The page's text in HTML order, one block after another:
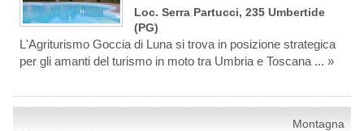
Loc. Serra Partucci, 235 Umbertide
(PG)
L'Agriturismo Goccia di Luna si trova in posizione strategica
per gli amanti del turismo in moto tra Umbria e Toscana ... »
Montagna